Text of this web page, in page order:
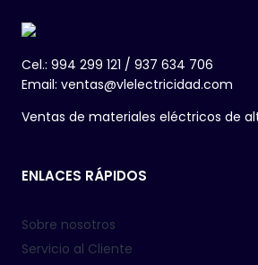
Cel.: 994 299 121 / 937 634 706
Email: ventas@vlelectricidad.com
Ventas de materiales eléctricos de
ENLACES RÁPIDOS
Sobre nosotros
Servicio al Cliente